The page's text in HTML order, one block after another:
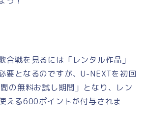
合戦を見るには「レンタル作品」
要となるのですが、U-NEXTを初回
の無料お試し期間」となり、レン
える600ポイントが付与されま